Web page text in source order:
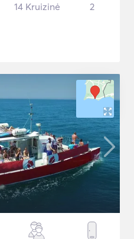
14 Kruizinė 2